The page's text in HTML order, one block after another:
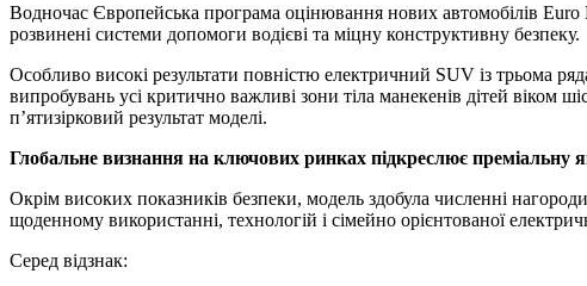
Водночас Європейська програма оцінювання нових автомобілів
розвинені системи допомоги водієві та міцну конструктивну безпеку.
Особливо високі результати повністю електричний SUV із трьома
випробувань усі критично важливі зони тіла манекенів дітей віком
п’ятизірковий результат моделі.
Глобальне визнання на ключових ринках підкреслює преміальну
Окрім високих показників безпеки, модель здобула численні
щоденному використанні, технологій і сімейно орієнтованої
Серед відзнак: